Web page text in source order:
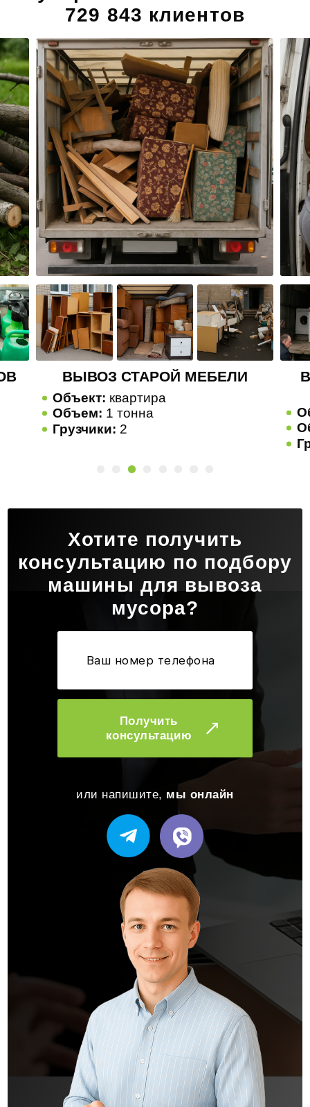
729 843 клиентов
ВЫВОЗ СТАРОЙ БЫТОВОЙ
Объект: квартира
Объем:1 тонна
Хотите получить
консультацию по подбору
машины для вывоза
мусора?
Получить
консультацию
или напишите, мы онлайн